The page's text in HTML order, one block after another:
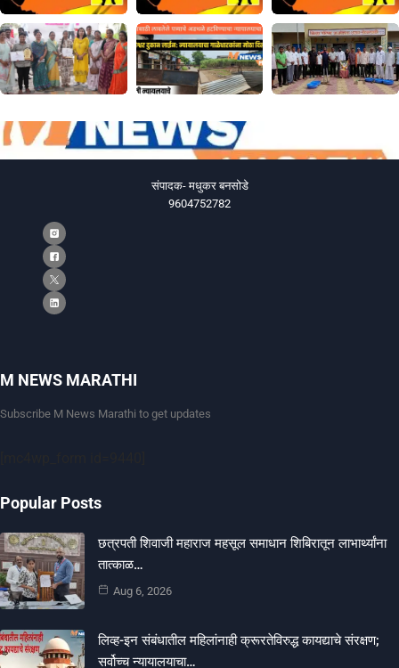
संपादक- मधुकर बनसोडे
9604752782
M NEWS MARATHI
Subscribe M News Marathi to get updates
Popular Posts
छत्रपती शिवाजी महाराज महसूल समाधान शिबिरातून लाभार्थ्यांना
तात्काळ…
Aug 6, 2026
लिव्ह-इन संबंधातील महिलांनाही क्रूरतेविरुद्ध कायद्याचे संरक्षण;
सर्वोच्च न्यायालयाचा…